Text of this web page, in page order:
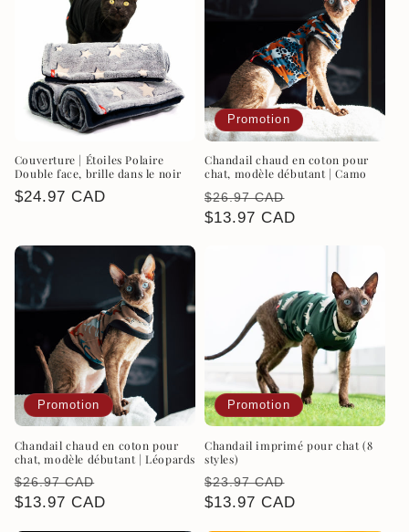
Couverture | Étoiles Polaire
Double face, brille dans le noir
Prix
$24.97 CAD
Promotion
Chandail chaud en coton pour
chat, modèle débutant | Camo
Prix
habituel
$26.97 CAD
promotionnel
$13.97 CAD
Promotion
Chandail chaud en coton pour
chat, modèle débutant | Léopards
Prix
habituel
$26.97 CAD
promotionnel
$13.97 CAD
Promotion
Chandail imprimé pour chat (8
styles)
Prix
habituel
$23.97 CAD
promotionnel
$13.97 CAD